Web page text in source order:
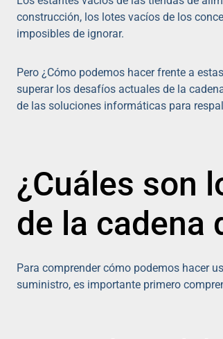
construcción, los lotes vacíos de los
imposibles de ignorar.
Pero ¿Cómo podemos hacer frente a
superar los desafíos actuales de la
de las soluciones informáticas para
¿Cuáles son
de la cadena
Para comprender cómo podemos hacer
suministro, es importante primero